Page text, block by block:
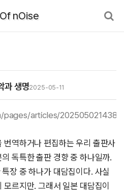
nOise
과 생명2025-05-11
pages/articles/
번역하거나 편집하는 우리 출판사
독특한 출판 경향 중 하나일까.
장 중 하나가 대담집이다. 사실
르지만. 그래서 일본 대담집이